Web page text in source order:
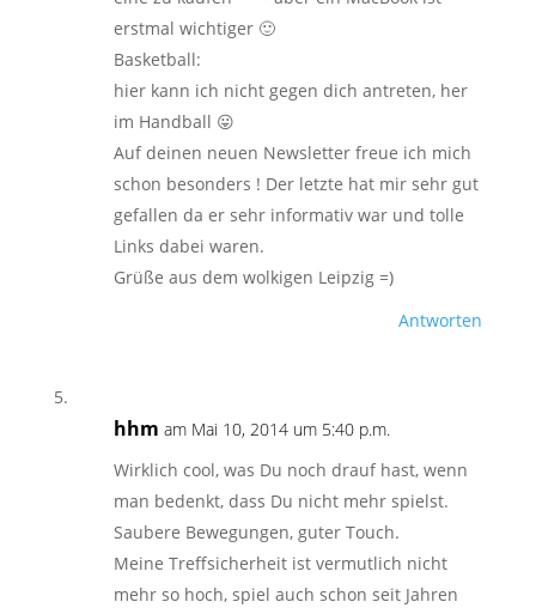
erstmal wichtiger 🙂
Basketball:
hier kann ich nicht gegen dich antreten, her
im Handball 😛
Auf deinen neuen Newsletter freue ich mich
schon besonders ! Der letzte hat mir sehr gut
gefallen da er sehr informativ war und tolle
Links dabei waren.
Grüße aus dem wolkigen Leipzig =)
Antworten
hhm am Mai 10, 2014 um 5:40 p.m.
Wirklich cool, was Du noch drauf hast, wenn
man bedenkt, dass Du nicht mehr spielst.
Saubere Bewegungen, guter Touch.
Meine Treffsicherheit ist vermutlich nicht
mehr so hoch, spiel auch schon seit Jahren